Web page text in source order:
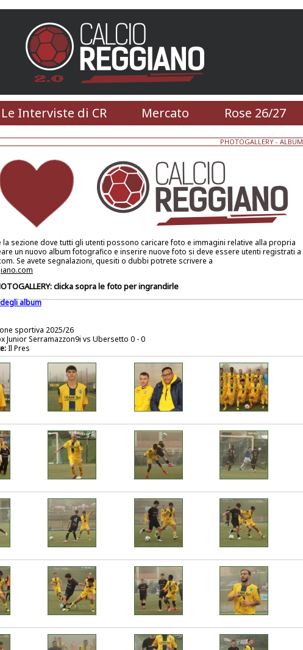
Le Interviste di CR Mercato Rose 26/27
PHOTOGALLERY - ALBUM
la sezione dove tutti gli utenti possono caricare foto e immagini relative alla propria
un nuovo album fotografico e inserire nuove foto si deve essere utenti registrati a
Se avete segnalazioni, quesiti o dubbi potrete scrivere a
clicka sopra le foto per ingrandirle
album
sportiva 2025/26
Junior Serramazzon9i vs Ubersetto 0 - 0
Il Pres